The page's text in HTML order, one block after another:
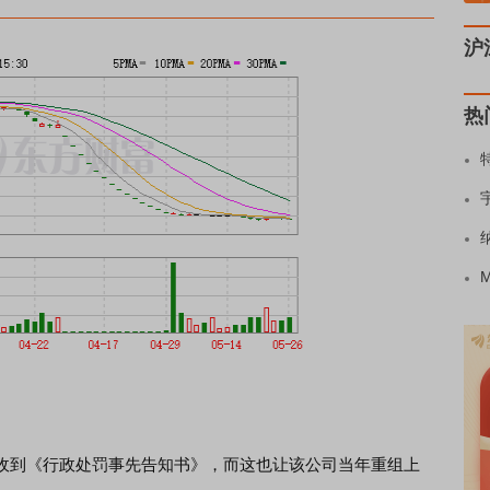
行政处罚事先告知书》，而这也让该公司当年重组上
沪
热